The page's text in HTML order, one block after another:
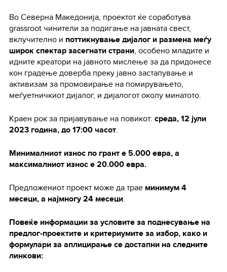
Во Северна Македонија, проектот ќе соработува
grassroot чинители за подигање на јавната свест,
вклучително и поттикнување дијалог и размена меѓу
широк спектар засегнати страни, особено младите и
идните креатори на јавното мислење за да придонесе
кон градење доверба преку јавно застапување и
активизам за промовирање на помирувањето,
меѓуетничкиот дијалог, и дијалогот околу минатото.
Краен рок за пријавување на повикот: среда, 12 јули
2023 година, до 17:00 часот.
Минималниот износ по грант е 5.000 евра, а
максималниот износ е 20.000 евра.
Предложениот проект може да трае минимум 4
месеци, а најмногу 24 месеци.
Повеќе информации за условите за поднесување на
предлог-проектите и критериумите за избор, како и
формулари за аплицирање се достапни на следните
линкови: